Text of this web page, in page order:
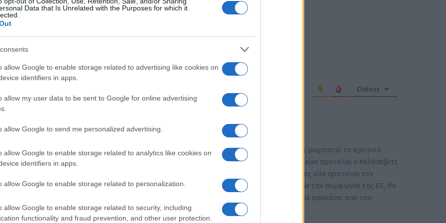
Data that Is Unrelated with the Purposes for which it
allow Google to enable storage related to advertising like cookies on
identifiers in apps.
allow my user data to be sent to Google for online advertising
allow Google to send me personalized advertising.
allow Google to enable storage related to analytics like cookies on
identifiers in apps.
allow Google to enable storage related to personalization.
allow Google to enable storage related to security, including
functionality and fraud prevention, and other user protection.
Login
Please login to comment
Oldest
10 Ιανουαρίου 2025 08:49
Αυτή η λύση θα έπρεπε να είχε προκριθεί από τα τέλη της δεκαετίας του 90. Να είχε μοιραστεί το κρατικό
μόρφωμα ανάμεσα σε Αλβανία-Σερβία-Βουλγαρία και Ελλάδα, όπως πολύ σωστά είχε προτείνει ο Μιλόσεβιτς
στον Μητσοτάκη και ο τελευταίος αρνήθηκε δυστυχώς. Φυσικά ο Σέρβος πρόεδρος είχε προτείνει τον
διαμοιρασμό ανάμεσα σε Σερβία-Ελλάδα, αλλά με μια διαβαλκανική συνεννόηση με την συμφωνία της ΕΕ, θα
μπορούσε να είχε γίνει αν βάζαμε στο παιχνίδι και Βουλγαρία-Αλβανία και να είχαμε ησυχάσει από τον
κόλαφο που μας επιφύλαξε αργότερα ο Τσίπρας.